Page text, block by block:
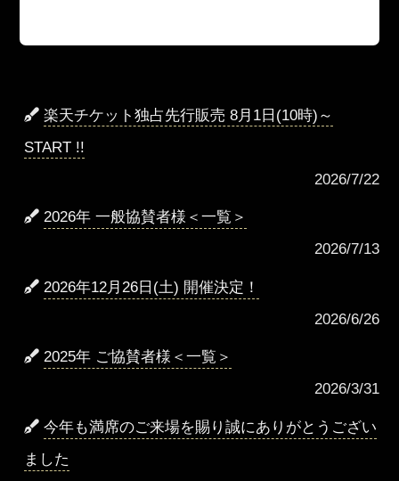
楽天チケット独占先行販売 8月1日(10時)～
START !!
2026/7/22
2026年 一般協賛者様＜一覧＞
2026/7/13
2026年12月26日(土) 開催決定！
2026/6/26
2025年 ご協賛者様＜一覧＞
2026/3/31
今年も満席のご来場を賜り誠にありがとうござい
ました